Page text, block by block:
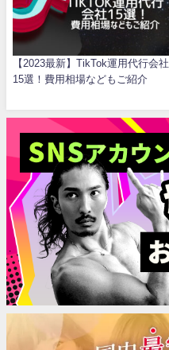
【2023最新】TikTok運用代行会社
15選！費用相場などもご紹介